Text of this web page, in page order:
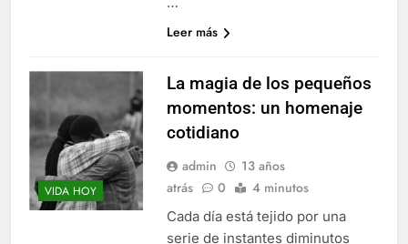
Leer más
VIDA HOY
La magia de los pequeños
momentos: un homenaje
cotidiano
admin
13 años
atrás
0 4 minutos
Cada día está tejido por una
serie de instantes diminutos